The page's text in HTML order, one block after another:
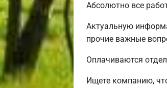
Абсолютно все
Актуальную
прочие важные
Оплачиваются
Ищете компанию,